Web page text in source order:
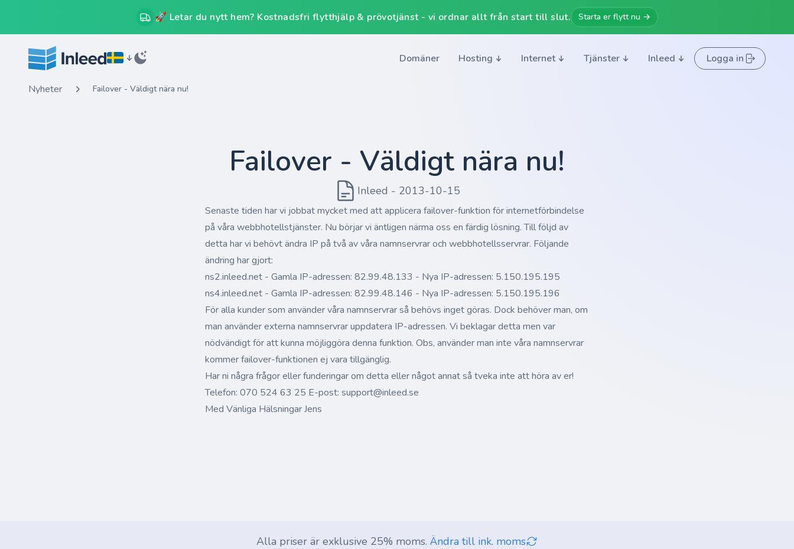
🚀 Letar du nytt hem? Kostnadsfri flytthjälp & prövotjänst - vi ordnar allt från start till slut. Starta er flytt nu →
Domäner Hosting Internet Tjänster Inleed Logga in
Nyheter Failover - Väldigt nära nu!
Failover - Väldigt nära nu!
Inleed - 2013-10-15
Senaste tiden har vi jobbat mycket med att applicera failover-funktion för internetförbindelse
på våra webbhotellstjänster. Nu börjar vi äntligen närma oss en färdig lösning. Till följd av
detta har vi behövt ändra IP på två av våra namnservrar och webbhotellsservrar. Följande
ändring har gjort:
ns2.inleed.net - Gamla IP-adressen: 82.99.48.133 - Nya IP-adressen: 5.150.195.195
ns4.inleed.net - Gamla IP-adressen: 82.99.48.146 - Nya IP-adressen: 5.150.195.196
För alla kunder som använder våra namnservrar så behövs inget göras. Dock behöver man, om
man använder externa namnservrar uppdatera IP-adressen. Vi beklagar detta men var
nödvändigt för att kunna möjliggöra denna funktion. Obs, använder man inte våra namnservrar
kommer failover-funktionen ej vara tillgänglig.
Har ni några frågor eller funderingar om detta eller något annat så tveka inte att höra av er!
Telefon: 070 524 63 25 E-post: support@inleed.se
Med Vänliga Hälsningar Jens
Alla priser är exklusive 25% moms. Ändra till ink. moms